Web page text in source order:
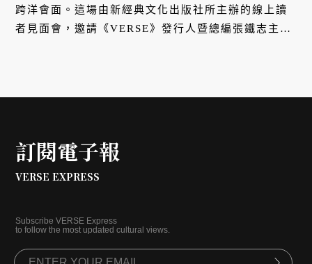
跨洋會面。這場由新經典文化出版社所主辦的線上讀
者見面會，邀請《VERSE》發行人暨總編張鐵志主持
訂閱電子報
VERSE EXPRESS
Subscribe VERSE Express
to follow the most updated cultural views.